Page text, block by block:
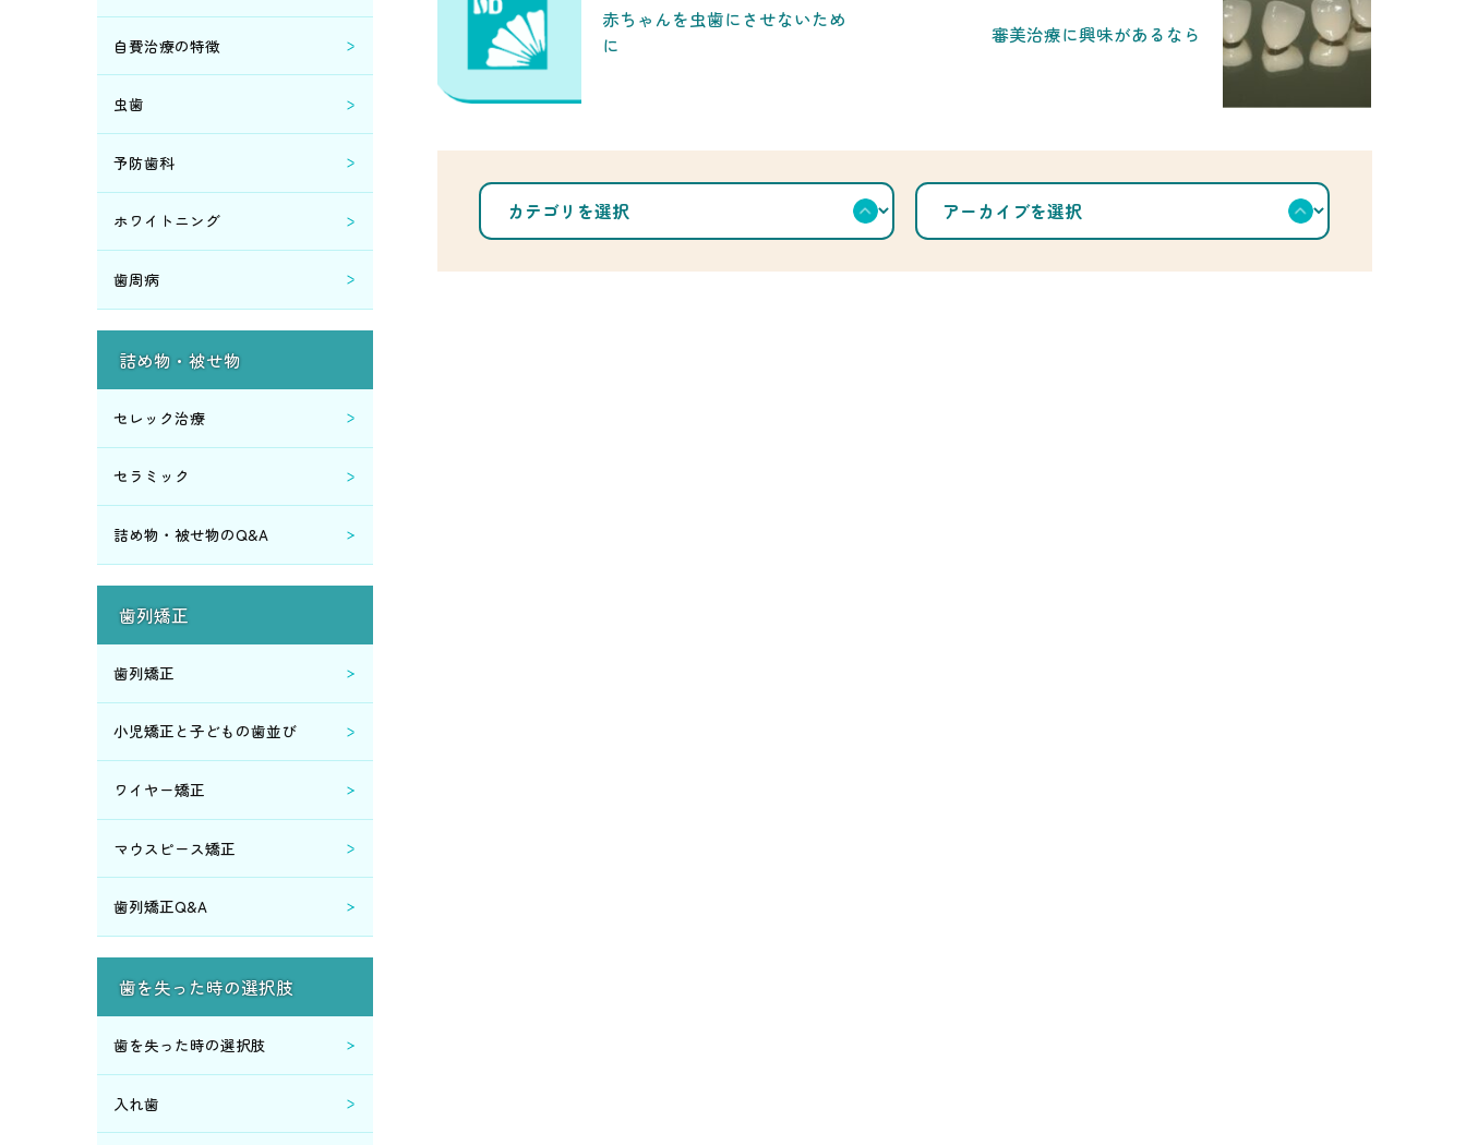
審美治療に興味があるなら
赤ちゃんを虫歯にさせないため
に
カ
ゴ
リ
選
ア
カ
イ
を
2018年10月 (2)
2018年9月 (1)
2018年8月 (1)
2018年6月 (1)
2018年5月 (1)
2018年4月 (1)
2017年10月 (1)
2017年8月 (1)
2017年7月 (3)
2017年6月 (5)
2017年5月 (2)
2017年4月 (1)
2016年6月 (7)
2016年4月 (1)
2016年3月 (1)
2016年2月 (2)
2015年9月 (6)
2015年8月 (2)
自費治療の特徴
虫歯
予防歯科
ホワイトニング
歯周病
詰め物・被せ物
セレック治療
セラミック
詰め物・被せ物のQ&A
歯列矯正
歯列矯正
小児矯正と子どもの歯並び
ワイヤー矯正
マウスピース矯正
歯列矯正Q&A
歯を失った時の選択肢
歯を失った時の選択肢
入れ歯